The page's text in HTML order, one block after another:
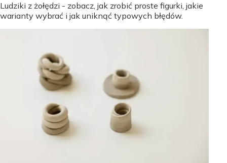
Ludziki z żołędzi - zobacz, jak zrobić proste figurki, jakie
warianty wybrać i jak uniknąć typowych błędów.